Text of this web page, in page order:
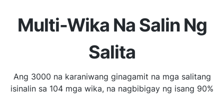
Multi-Wika Na Salin Ng
Salita
Ang 3000 na karaniwang ginagamit na mga salitang
isinalin sa 104 mga wika, na nagbibigay ng isang 90%